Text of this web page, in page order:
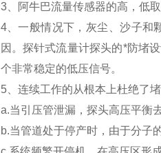
3、阿牛巴流量传感器的高，低
4、一般情况下，灰尘、沙子和
因。探针式流量计探头的*防堵
个非常稳定的低压信号。
5、连续工作的从根本上杜绝了
a.当引压管泄漏，探头高压平衡
b.当管道处于停产时，由于分子